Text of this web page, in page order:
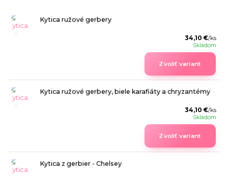
Kytica ružové gerbery
34,10 €/ks
Skladom
Zvoliť variant
Kytica ružové gerbery, biele karafiáty a chryzantémy
34,10 €/ks
Skladom
Zvoliť variant
Kytica z gerbier - Chelsey